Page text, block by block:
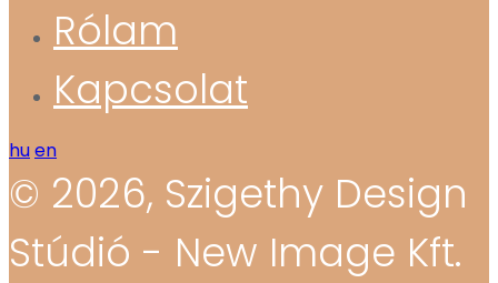
Rólam
Kapcsolat
huen
© 2026, Szigethy Design
Stúdió - New Image Kft.